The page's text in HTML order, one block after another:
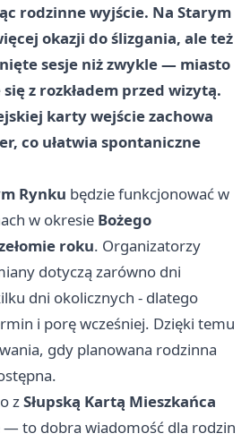
rodzinne wyjście. Na Starym
okazji do ślizgania, ale też
sesje niż zwykle — miasto
z rozkładem przed wizytą.
karty wejście zachowa
co ułatwia spontaniczne
Rynku będzie funkcjonować w
w okresie Bożego
roku. Organizatorzy
dotyczą zarówno dni
dni okolicznych - dlatego
i porę wcześniej. Dzięki temu
gdy planowana rodzinna
zSłupską Kartą Mieszkańca
— to dobra wiadomość dla rodzin